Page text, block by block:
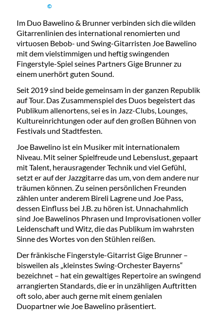
©
Im Duo Bawelino & Brunner verbinden sich die wilden
Gitarrenlinien des international renomierten und
virtuosen Bebob- und Swing-Gitarristen Joe Bawelino
mit dem vielstimmigen und heftig swingenden
Fingerstyle-Spiel seines Partners Gige Brunner zu
einem unerhört guten Sound.
Seit 2019 sind beide gemeinsam in der ganzen Republik
auf Tour. Das Zusammenspiel des Duos begeistert das
Publikum allenortens, sei es in Jazz-Clubs, Lounges,
Kultureinrichtungen oder auf den großen Bühnen von
Festivals und Stadtfesten.
Joe Bawelino ist ein Musiker mit internationalem
Niveau. Mit seiner Spielfreude und Lebenslust, gepaart
mit Talent, herausragender Technik und viel Gefühl,
setzt er auf der Jazzgitarre das um, von dem andere nur
träumen können. Zu seinen persönlichen Freunden
zählen unter anderem Bireli Lagrene und Joe Pass,
dessen Einfluss bei J.B. zu hören ist. Unnachahmlich
sind Joe Bawelinos Phrasen und Improvisationen voller
Leidenschaft und Witz, die das Publikum im wahrsten
Sinne des Wortes von den Stühlen reißen.
Der fränkische Fingerstyle-Gitarrist Gige Brunner –
bisweilen als „kleinstes Swing-Orchester Bayerns“
bezeichnet – hat ein gewaltiges Repertoire an swingend
arrangierten Standards, die er in unzähligen Auftritten
oft solo, aber auch gerne mit einem genialen
Duopartner wie Joe Bawelino präsentiert.